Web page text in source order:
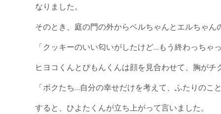
なりました。
そのとき、庭の門の外からベルちゃんとエルちゃん
「クッキーのいい匂いがしたけど…もう終わっちゃ
ヒヨコくんとぴもんくんは顔を見合わせて、胸がチ
「ボクたち…自分の幸せだけを考えて、ふたりのこ
すると、ひよたくんが立ち上がって言いました。